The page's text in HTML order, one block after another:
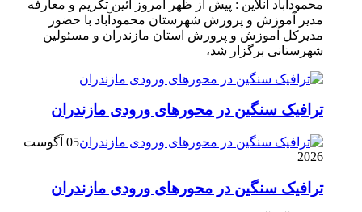
محمودآباد آنلاین : پیش از ظهر امروز آئین تکریم و معارفه
مدیر آموزش و پرورش شهرستان محمودآباد با حضور
مدیرکل آموزش و پرورش استان مازندران و مسئولین
شهرستانی برگزار شد،
ترافیک سنگین در محور‌های ورودی مازندران
05 آگوست
2026
ترافیک سنگین در محور‌های ورودی مازندران